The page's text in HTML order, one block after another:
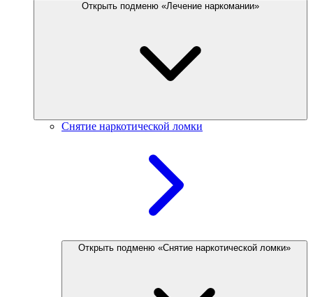
Открыть подменю «Лечение наркомании»
Снятие наркотической ломки
Открыть подменю «Снятие наркотической ломки»